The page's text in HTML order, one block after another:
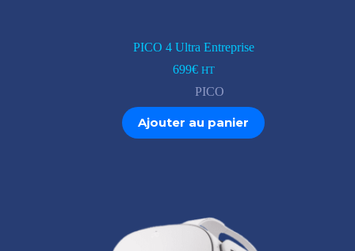
PICO 4 Ultra Entreprise
699€ HT
PICO
Ajouter au panier